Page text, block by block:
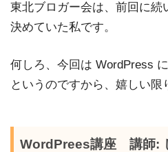
東北ブロガー会は、前回に続
決めていた私です。
何しろ、今回は WordPress
というのですから、嬉しい限
WordPrees講座 講師: